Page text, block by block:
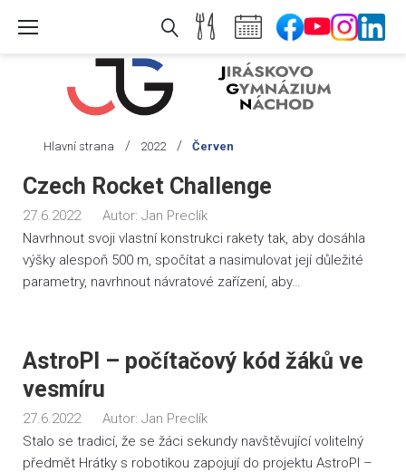
Hlavní strana / 2022 / Červen
Měsíc:
Červen
2022
Czech Rocket Challenge
27.6.2022 Autor: Jan Preclík
Navrhnout svoji vlastní konstrukci rakety tak, aby dosáhla
výšky alespoň 500 m, spočítat a nasimulovat její důležité
parametry, navrhnout návratové zařízení, aby…
AstroPI – počítačový kód žáků ve
vesmíru
27.6.2022 Autor: Jan Preclík
Stalo se tradicí, že se žáci sekundy navštěvující volitelný
předmět Hrátky s robotikou zapojují do projektu AstroPI –